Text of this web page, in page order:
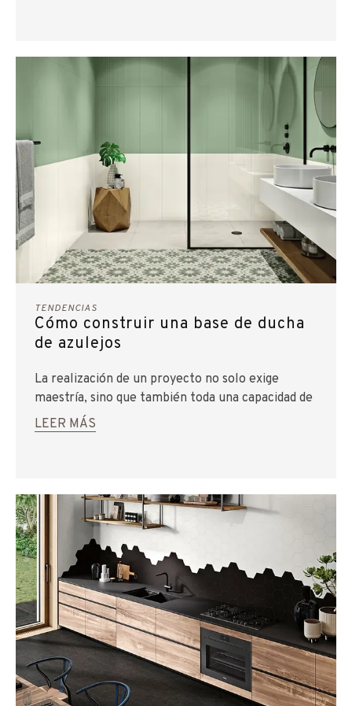
TENDENCIAS
Cómo construir una base de ducha
de azulejos
La realización de un proyecto no solo exige
maestría, sino que también toda una capacidad de
entender e interpretar un diseño. La creación de
una base de ducha de azulejos combina el estilo y
LEER MÁS